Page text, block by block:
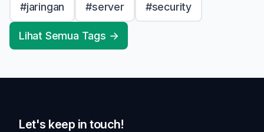
#jaringan #server #security
Lihat Semua Tags →
Let's keep in touch!